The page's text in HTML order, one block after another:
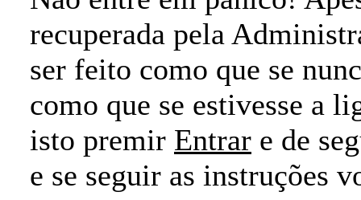
recuperada pela
ser feito como que se
como que se estivesse a
isto premir Entrar e de
e se seguir as instruções